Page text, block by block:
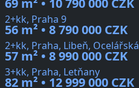
69 m² • 10 790 000 CZK
2+kk, Praha 9
56 m² • 8 790 000 CZK
2+kk, Praha, Libeň, Ocelářská
57 m² • 8 990 000 CZK
3+kk, Praha, Letňany
82 m² • 12 999 000 CZK